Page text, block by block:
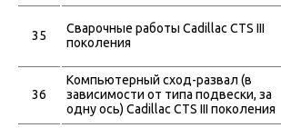
35
Сварочные работы Cadillac CTS III
поколения
36
Компьютерный сход-развал (в
зависимости от типа подвески, за
одну ось) Cadillac CTS III поколения